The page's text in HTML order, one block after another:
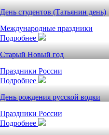
День студентов (Татьянин день)
Международные праздники
Подробнее
Старый Новый год
Праздники России
Подробнее
День рождения русской водки
Праздники России
Подробнее